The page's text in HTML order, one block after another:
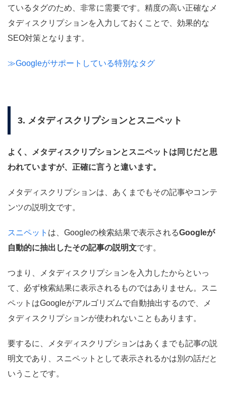
ているタグのため、非常に需要です。精度の高い正確なメ
タディスクリプションを入力しておくことで、効果的な
SEO対策となります。
≫Googleがサポートしている特別なタグ
3. メタディスクリプションとスニペット
よく、メタディスクリプションとスニペットは同じだと思
われていますが、正確に言うと違います。
メタディスクリプションは、あくまでもその記事やコンテ
ンツの説明文です。
スニペット は、Googleの検索結果で表示されるGoogleが
自動的に抽出したその記事の説明文です。
つまり、メタディスクリプションを入力したからといっ
て、必ず検索結果に表示されるものではありません。スニ
ペットはGoogleがアルゴリズムで自動抽出するので、メ
タディスクリプションが使われないこともあります。
要するに、メタディスクリプションはあくまでも記事の説
明文であり、スニペットとして表示されるかは別の話だと
いうことです。